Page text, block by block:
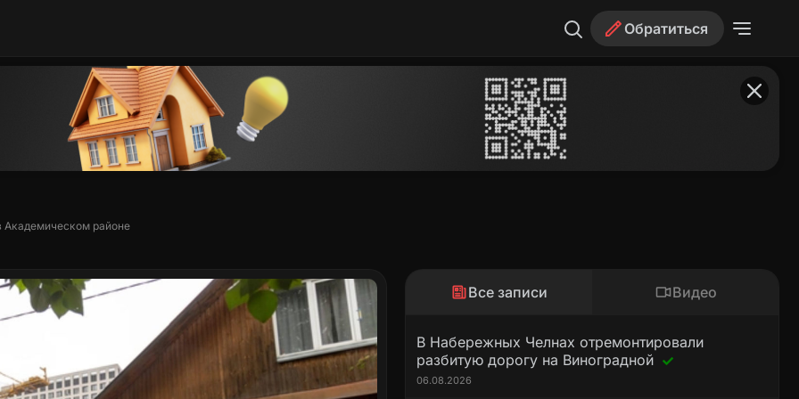
Обратиться
Академическом районе
Все записи Видео
В Набережных Челнах отремонтировали
разбитую дорогу на Виноградной
06.08.2026